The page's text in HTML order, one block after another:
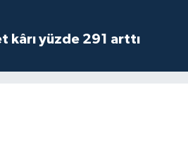
kârı yüzde 291 arttı